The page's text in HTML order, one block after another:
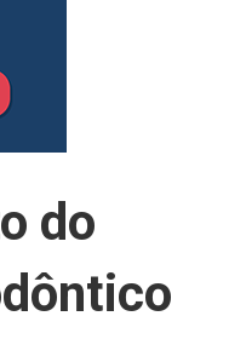
do